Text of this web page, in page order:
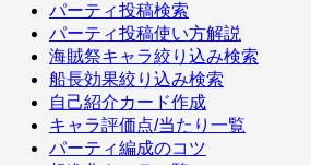
パーティ投稿検索
パーティ投稿使い方解説
海賊祭キャラ絞り込み検索
船長効果絞り込み検索
自己紹介カード作成
キャラ評価点/当たり一覧
パーティ編成のコツ